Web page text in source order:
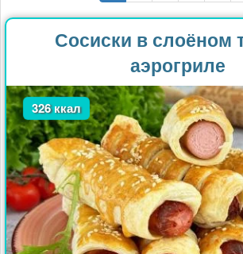
страница
Сосиски в слоёном
аэрогриле
326 ккал